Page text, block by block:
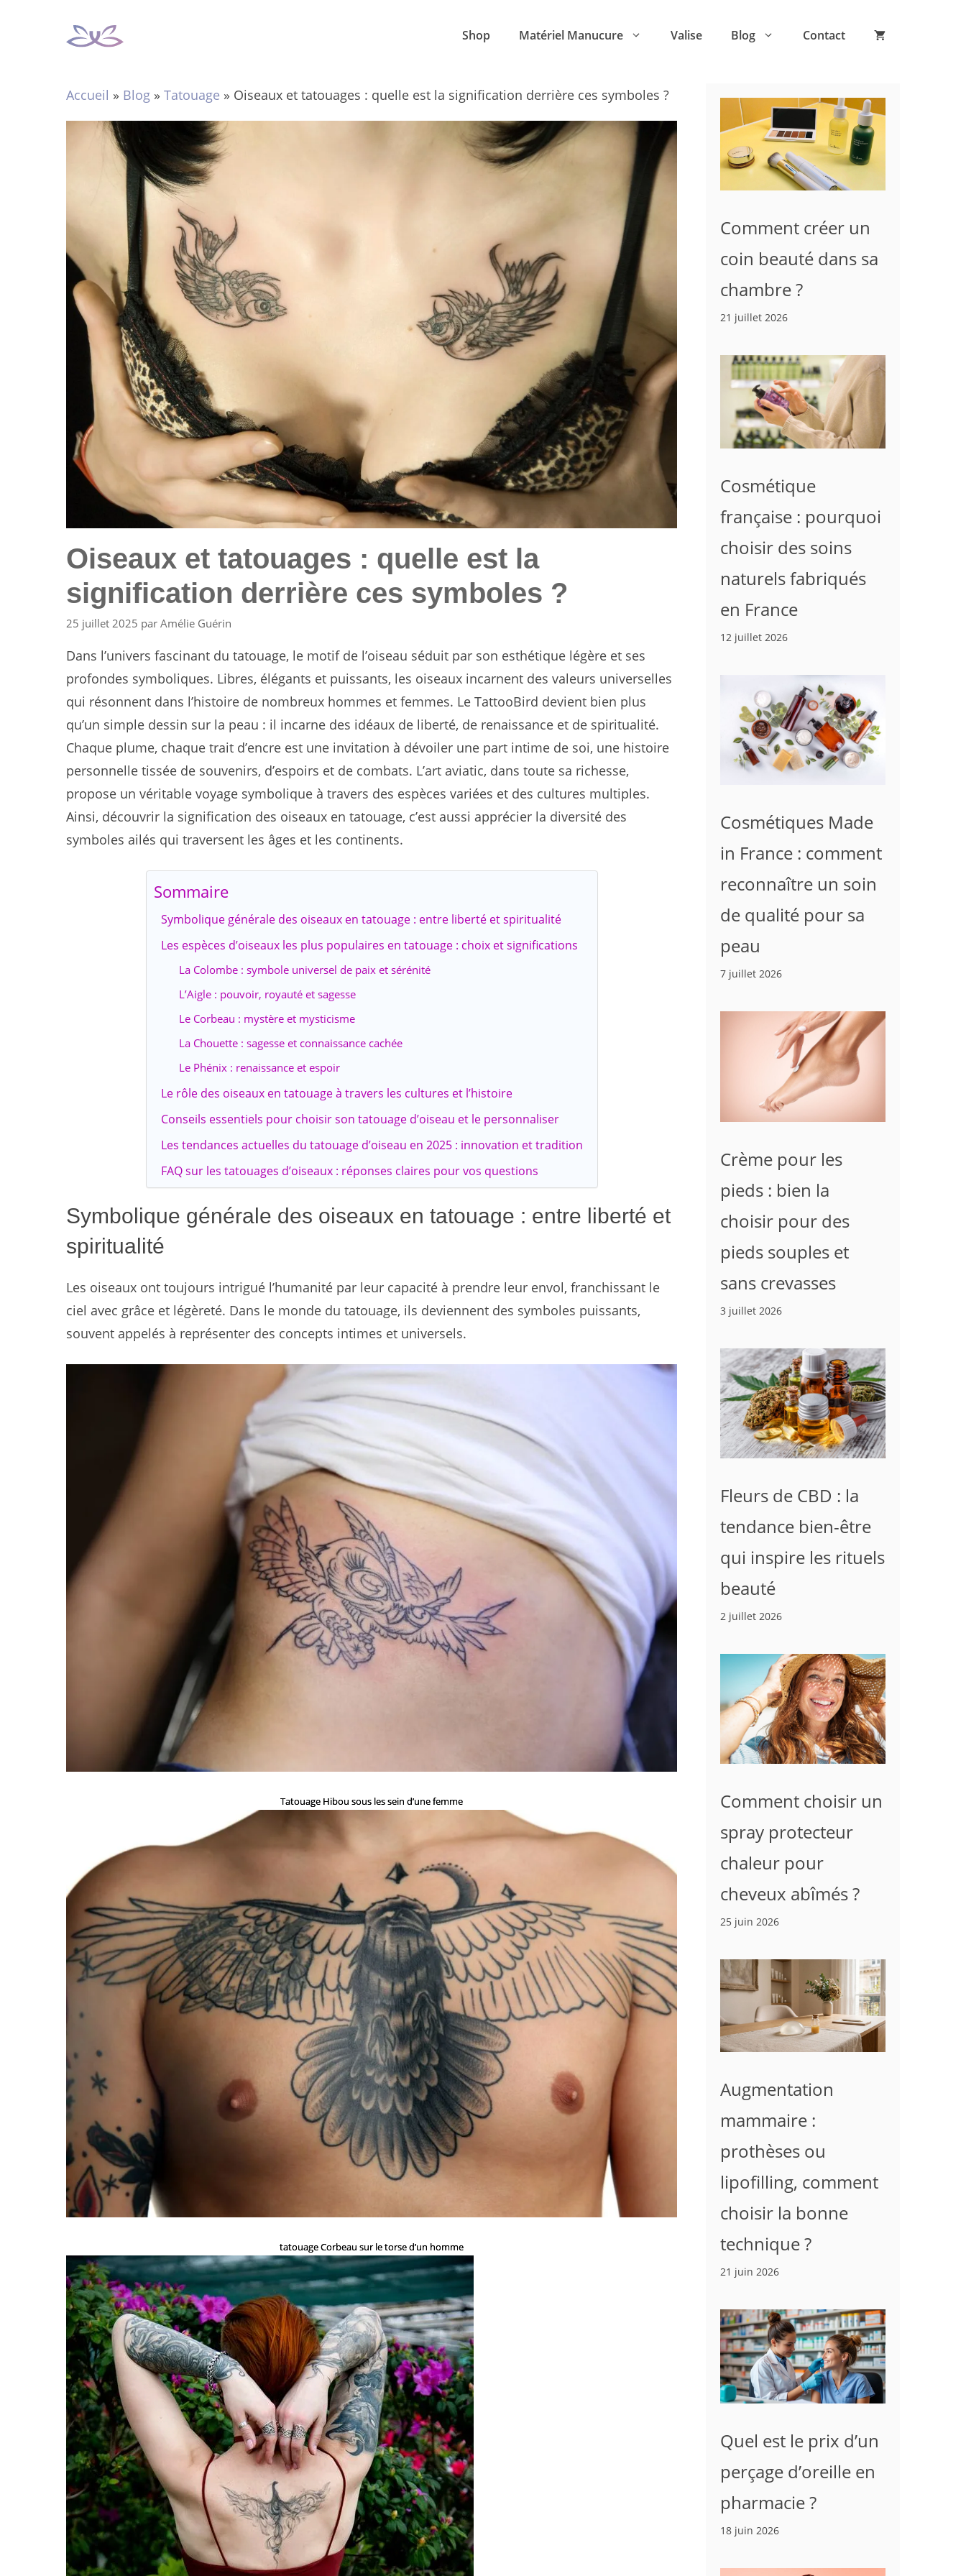
Shop Matériel Manucure Valise Blog Contact
Accueil » Blog » Tatouage » Oiseaux et tatouages : quelle est la signification derrière ces symboles ?
Oiseaux et tatouages : quelle est la
signification derrière ces symboles ?
25 juillet 2025 par Amélie Guérin
Dans l’univers fascinant du tatouage, le motif de l’oiseau séduit par son esthétique légère et ses
profondes symboliques. Libres, élégants et puissants, les oiseaux incarnent des valeurs universelles
qui résonnent dans l’histoire de nombreux hommes et femmes. Le TattooBird devient bien plus
qu’un simple dessin sur la peau : il incarne des idéaux de liberté, de renaissance et de spiritualité.
Chaque plume, chaque trait d’encre est une invitation à dévoiler une part intime de soi, une histoire
personnelle tissée de souvenirs, d’espoirs et de combats. L’art aviatic, dans toute sa richesse,
propose un véritable voyage symbolique à travers des espèces variées et des cultures multiples.
Ainsi, découvrir la signification des oiseaux en tatouage, c’est aussi apprécier la diversité des
symboles ailés qui traversent les âges et les continents.
Sommaire
Symbolique générale des oiseaux en tatouage : entre liberté et spiritualité
Les espèces d’oiseaux les plus populaires en tatouage : choix et significations
La Colombe : symbole universel de paix et sérénité
L’Aigle : pouvoir, royauté et sagesse
Le Corbeau : mystère et mysticisme
La Chouette : sagesse et connaissance cachée
Le Phénix : renaissance et espoir
Le rôle des oiseaux en tatouage à travers les cultures et l’histoire
Conseils essentiels pour choisir son tatouage d’oiseau et le personnaliser
Les tendances actuelles du tatouage d’oiseau en 2025 : innovation et tradition
FAQ sur les tatouages d’oiseaux : réponses claires pour vos questions
Symbolique générale des oiseaux en tatouage : entre liberté et
spiritualité
Les oiseaux ont toujours intrigué l’humanité par leur capacité à prendre leur envol, franchissant le
ciel avec grâce et légèreté. Dans le monde du tatouage, ils deviennent des symboles puissants,
souvent appelés à représenter des concepts intimes et universels.
Tatouage Hibou sous les sein d’une femme
tatouage Corbeau sur le torse d’un homme
Comment créer un
coin beauté dans sa
chambre ?
21 juillet 2026
Cosmétique
française : pourquoi
choisir des soins
naturels fabriqués
en France
12 juillet 2026
Cosmétiques Made
in France : comment
reconnaître un soin
de qualité pour sa
peau
7 juillet 2026
Crème pour les
pieds : bien la
choisir pour des
pieds souples et
sans crevasses
3 juillet 2026
Fleurs de CBD : la
tendance bien-être
qui inspire les rituels
beauté
2 juillet 2026
Comment choisir un
spray protecteur
chaleur pour
cheveux abîmés ?
25 juin 2026
Augmentation
mammaire :
prothèses ou
lipofilling, comment
choisir la bonne
technique ?
21 juin 2026
Quel est le prix d’un
perçage d’oreille en
pharmacie ?
18 juin 2026